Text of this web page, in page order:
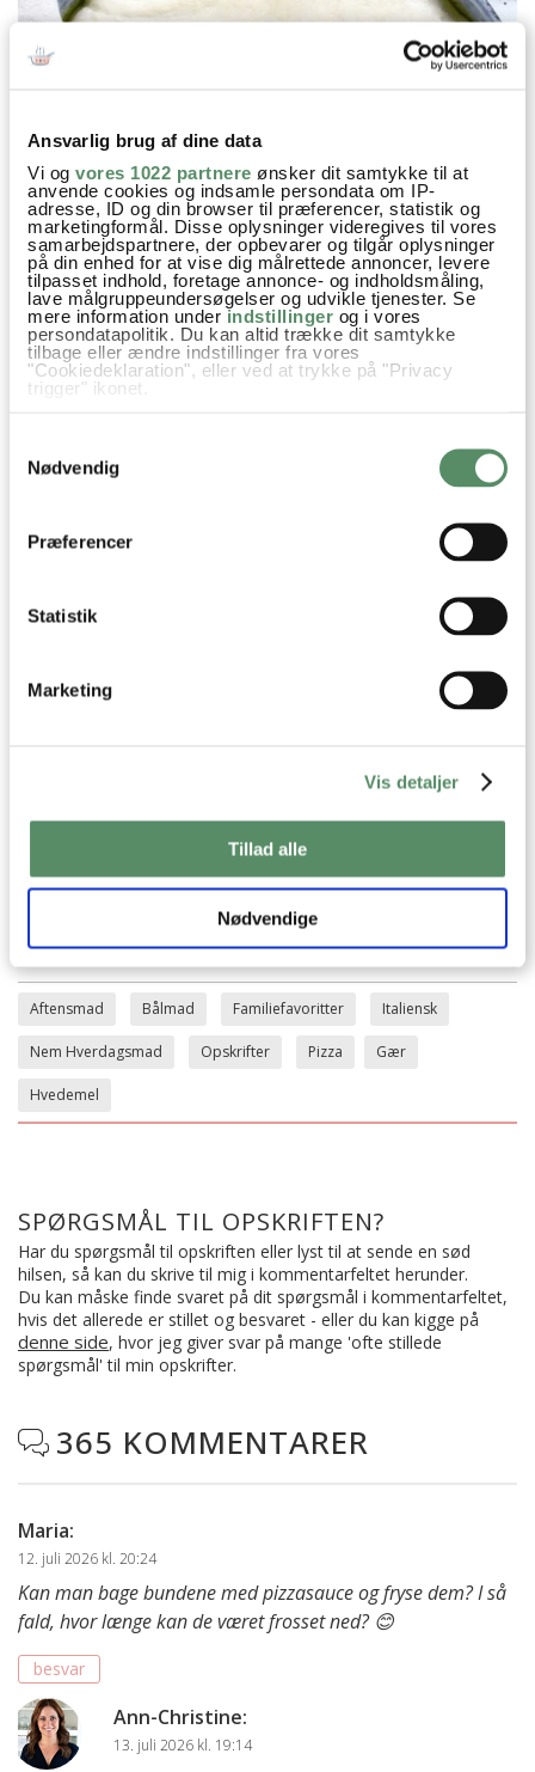
Ansvarlig brug af dine data
Vi og vores 1022 partnere ønsker dit samtykke til at
anvende cookies og indsamle persondata om IP-
adresse, ID og din browser til præferencer, statistik og
marketingformål. Disse oplysninger videregives til vores
samarbejdspartnere, der opbevarer og tilgår oplysninger
på din enhed for at vise dig målrettede annoncer, levere
tilpasset indhold, foretage annonce- og indholdsmåling,
lave målgruppeundersøgelser og udvikle tjenester. Se
mere information under indstillinger og i vores
persondatapolitik. Du kan altid trække dit samtykke
tilbage eller ændre indstillinger fra vores
"Cookiedeklaration", eller ved at trykke på "Privacy
trigger" ikonet.
Indsamle præcise oplysninger om din placering,
der kan være nøjagtig inden for få meter
Identificere din enhed baseret på en scanning af
Nødvendig
Præferencer
Statistik
Marketing
Vis detaljer
Tillad alle
Nødvendige
Prøv også
PIZZA MARGHERITA MED
Aftensmad Bålmad Familiefavoritter Italiensk
Nem Hverdagsmad Opskrifter Pizza Gær
Hvedemel
SPØRGSMÅL TIL OPSKRIFTEN?
Har du spørgsmål til opskriften eller lyst til at sende en sød
hilsen, så kan du skrive til mig i kommentarfeltet herunder.
Du kan måske finde svaret på dit spørgsmål i kommentarfeltet,
hvis det allerede er stillet og besvaret - eller du kan kigge på
denne side, hvor jeg giver svar på mange 'ofte stillede
spørgsmål' til min opskrifter.
 365 KOMMENTARER
Maria:
12. juli 2026 kl. 20:24
Kan man bage bundene med pizzasauce og fryse dem? I så
fald, hvor længe kan de været frosset ned? 😊
besvar
Ann-Christine:
13. juli 2026 kl. 19:14